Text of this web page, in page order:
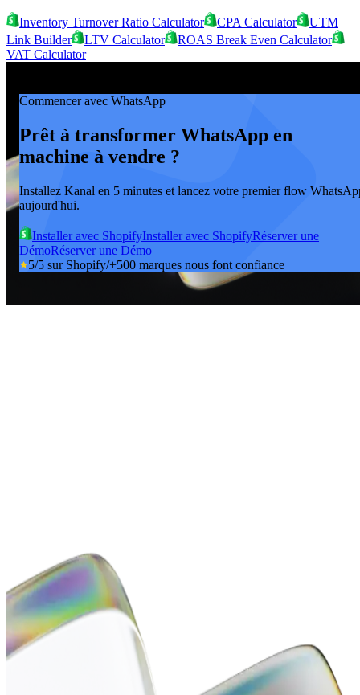
Inventory Turnover Ratio Calculator CPA Calculator
UTM
Link Builder
LTV Calculator
ROAS Break Even Calculator
VAT Calculator
Commencer avec WhatsApp
Prêt à transformer WhatsApp en
machine à vendre ?
Installez Kanal en 5 minutes et lancez votre premier flow
aujourd'hui.
Installer avec ShopifyInstaller avec ShopifyRéserver une
DémoRéserver une Démo
5/5 sur Shopify/+500 marques nous font confiance